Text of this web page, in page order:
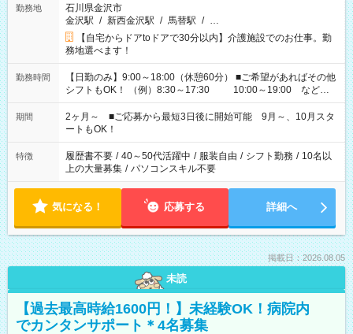
勤務地
石川県金沢市
金沢駅 / 新西金沢駅 / 馬替駅 / …
【自宅からドアtoドアで30分以内】介護施設でのお仕事。勤
務地選べます！
勤務時間
【日勤のみ】9:00～18:00（休憩60分） ■ご希望があればその他
シフトもOK！ （例）8:30～17:30 10:00～19:00 など
「家族とお休みを合わせたい」 「できれば残業はしたくない」
など、あなたのご希望に沿ったお仕事をご紹介します！ ※Wワ
ーク希望の方へ 今ご覧のお仕事で希望する勤務時間と、もう1つ
のお仕事の勤務時間。 合計で週40時間を超える場合は応募でき
ません
期間
2ヶ月～ ■ご応募から最短3日後に開始可能 9月～、10月スタ
ートもOK！
特徴 履歴書不要 / 40～50代活躍中 / 服装自由 / シフト勤務 / 10名以
上の大量募集 / パソコンスキル不要
気になる！ 応募する 詳細へ
掲載日：2026.08.05
未読
【過去最高時給1600円！】未経験OK！病院内
でカンタンサポート＊4名募集